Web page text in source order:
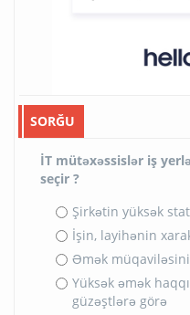
SORĞU
İT mütəxəssislər iş
seçir ?
Şirkətin yüksək
İşin, layihənin
Əmək
Yüksək əmək
güzəştlərə görə